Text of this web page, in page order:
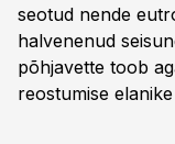
seotud nende
halvenenud
põhjavette toob
reostumise